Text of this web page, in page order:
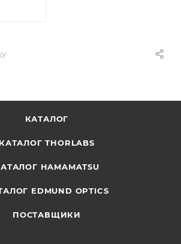
КАТАЛОГ
КАТАЛОГ THORLABS
HAMAMATSU
EDMUND OPTICS
ПОСТАВЩИКИ